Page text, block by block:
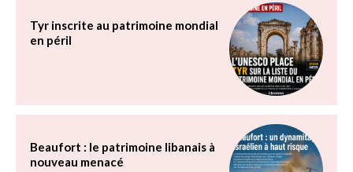
Tyr inscrite au patrimoine mondial
en péril
Beaufort : le patrimoine libanais à
nouveau menacé